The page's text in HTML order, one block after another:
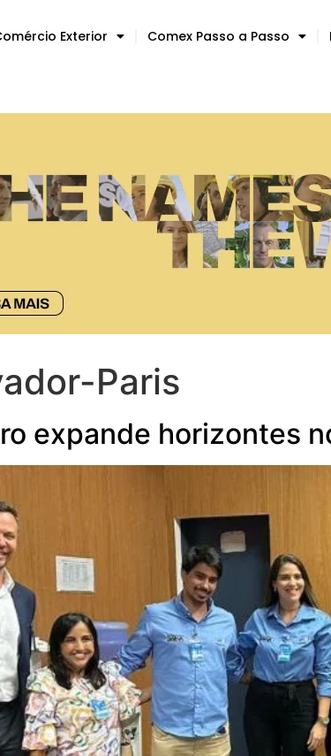
Exterior Comex Passo a Passo
Paris
expande horizontes